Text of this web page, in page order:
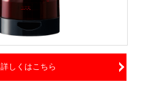
詳しくはこちら